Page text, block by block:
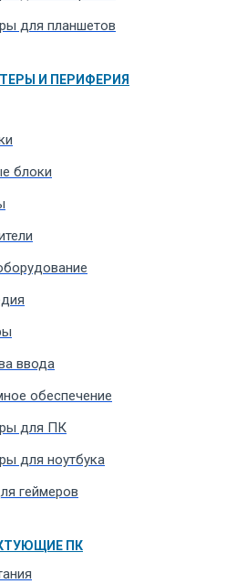
это сообщение
отдых и кемпинг
для планшетов
И ПЕРИФЕРИЯ
блоки
ввода
обеспечение
для ПК
для ноутбука
геймеров
ПК